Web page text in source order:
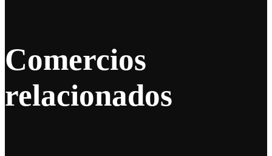
Comercios
relacionados